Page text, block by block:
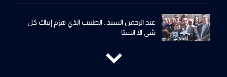
عبد الرحمن السيد.. الطبيب الذي هزم إيباك كل
شي الا انستا